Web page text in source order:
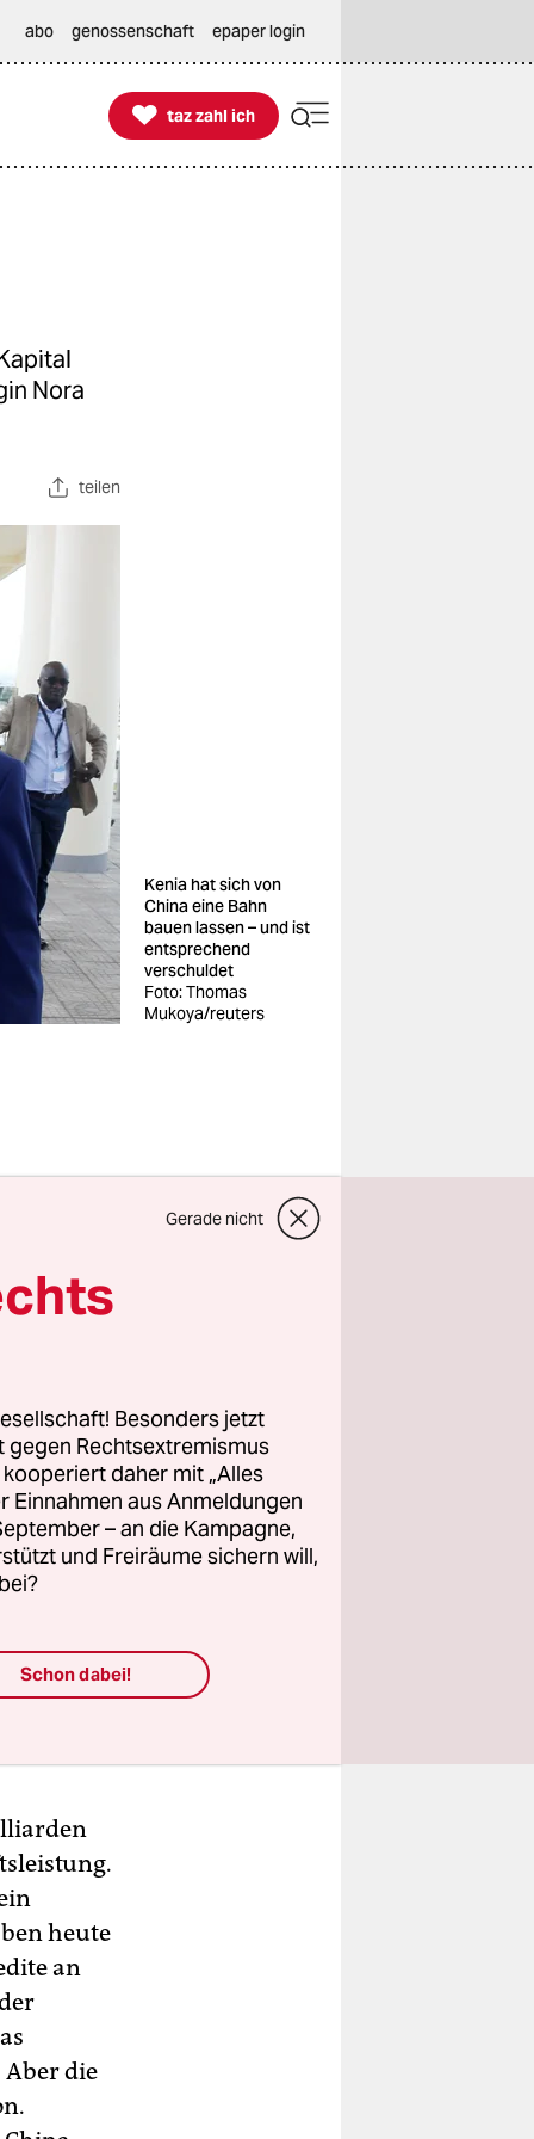
abo genossenschaft epaper login

taz zahl ich
taz zahl ich
Nora
teilen
Kenia hat sich von
China eine Bahn
bauen lassen – und ist
entsprechend
verschuldet
Foto: Thomas
Mukoya/reuters
China
Fakt ist:
2017
größerer
heute
an
die
Gerade nicht
Besonders jetzt
gegen Rechtsextremismus
daher mit „Alles
Einnahmen aus Anmeldungen
– an die Kampagne,
und Freiräume sichern will,
Schon dabei!